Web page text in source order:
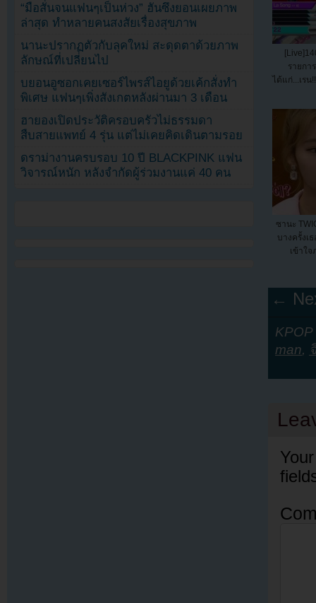
รายกา
ได้แก่...เรน
ซานะ
บางครั้งเ
เข้าใจ
←
man,
“มือสั่นจนแฟนๆเป็นห่วง” ฮันซึงยอนเผยภาพ
ล่าสุด ทำหลายคนสงสัยเรื่องสุขภาพ
นานะปรากฏตัวกับลุคใหม่ สะดุดตาด้วยภาพ
ลักษณ์ที่เปลี่ยนไป
บยอนอูซอกเคยเซอร์ไพรส์ไอยูด้วยเค้กสั่งทำ
พิเศษ แฟนๆเพิ่งสังเกตหลังผ่านมา 3 เดือน
ฮายองเปิดประวัติครอบครัวไม่ธรรมดา
สืบสายแพทย์ 4 รุ่น แต่ไม่เคยคิดเดินตามรอย
ดราม่างานครบรอบ 10 ปี BLACKPINK แฟน
วิจารณ์หนัก หลังจำกัดผู้ร่วมงานแค่ 40 คน